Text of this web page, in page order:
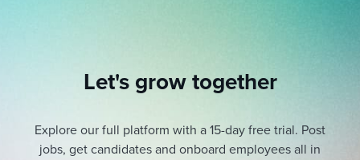
Let's grow together
Explore our full platform with a 15-day free trial. Post
jobs, get candidates and onboard employees all in